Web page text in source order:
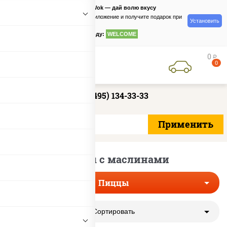
PizzaSushiWok — дай волю вкусу
Скачайте приложение и получите подарок при
по промокоду: WELCOME
Установить
0 руб
0
+7 (495) 134-33-33
Пиццы с маслинами
Пиццы
Сортировать